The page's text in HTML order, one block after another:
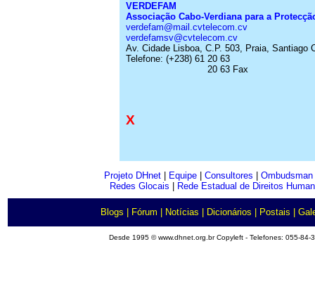
VERDEFAM
Associação Cabo-Verdianapara a
verdefam@mail.cvtelecom.cv
verdefamsv@cvtelecom.cv
Av. Cidade Lisboa, C.P. 503, Praia, Santiago
Telefone: (+238) 61 20 63
20 63 Fax
X
Projeto DHnet Equipe Consultores Ombudsman
Redes Glocais
Rede Estadual de Direitos
Blogs Fórum Notícias Dicionários Postais
Desde 1995 © www.dhnet.org.br Copyleft - Telefones: 055-